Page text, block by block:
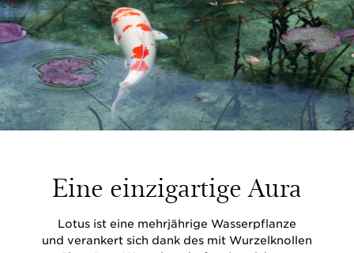
Eine einzigartige Aura
Lotus ist eine mehrjährige Wasserpflanze
und verankert sich dank des mit Wurzelknollen